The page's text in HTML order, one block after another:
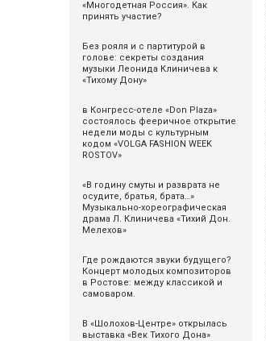
«Многодетная Россия». Как
принять участие?
Без рояля и с партитурой в
голове: секреты создания
музыки Леонида Клиничева к
«Тихому Дону»
в Конгресс-отеле «Don Plaza»
состоялось фееричное открытие
недели моды с культурным
кодом «VOLGA FASHION WEEK
ROSTOV»
«В годину смуты и разврата не
осудите, братья, брата…»
Музыкально-хореографическая
драма Л. Клиничева «Тихий Дон.
Мелехов»
Где рождаются звуки будущего?
Концерт молодых композиторов
в Ростове: между классикой и
самоваром.
В «Шолохов-Центре» открылась
выставка «Век Тихого Дона»